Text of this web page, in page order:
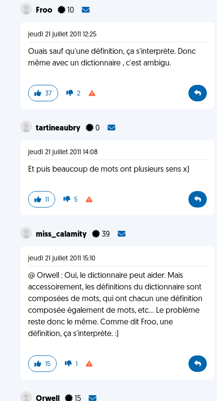
Froo 10
jeudi 21 juillet 2011 12:25
Ouais sauf qu'une définition, ça s'interprète. Donc
même avec un dictionnaire , c'est ambigu.
37 2
tartineaubry 0
jeudi 21 juillet 2011 14:08
Et puis beaucoup de mots ont plusieurs sens x)
11 5
miss_calamity 39
jeudi 21 juillet 2011 15:10
@ Orwell : Oui, le dictionnaire peut aider. Mais
accessoirement, les définitions du dictionnaire sont
composées de mots, qui ont chacun une définition
composée également de mots, etc... Le problème
reste donc le même. Comme dit Froo, une
définition, ça s'interprète. :)
15 1
Orwell 15